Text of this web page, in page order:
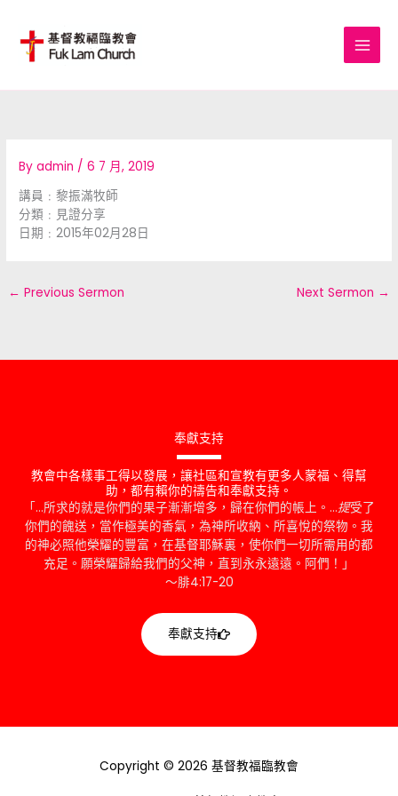
content
Byadmin /6 7 月, 2019
講員﹕黎振滿牧師
分類﹕見證分享
日期﹕2015年02月28日
← Previous Sermon Next Sermon →
奉獻支持
教會中各樣事工得以發展，讓社區和宣教有更多人蒙福、得幫
助，都有賴你的禱告和奉獻支持。
「…所求的就是你們的果子漸漸增多，歸在你們的帳上。…提受了
你們的餽送，當作極美的香氣，為神所收納、所喜悅的祭物。我
的神必照他榮耀的豐富，在基督耶穌裏，使你們一切所需用的都
充足。願榮耀歸給我們的父神，直到永永遠遠。阿們！」
～腓4:17-20
奉獻支持
Copyright © 2026 基督教福臨教會